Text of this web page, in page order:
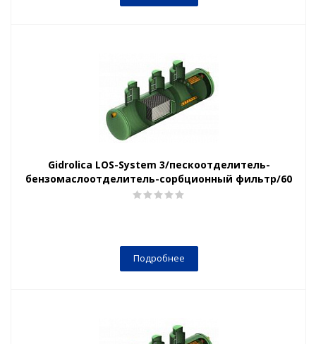
Gidrolica LOS-System 3/пескоотделитель-
бензомаслоотделитель-сорбционный фильтр/60
Подробнее